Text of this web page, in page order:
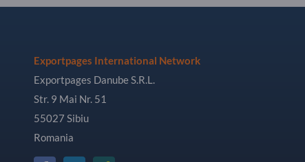
Exportpages International Network
Exportpages Danube S.R.L.
Str. 9 Mai Nr. 51
55027 Sibiu
Romania